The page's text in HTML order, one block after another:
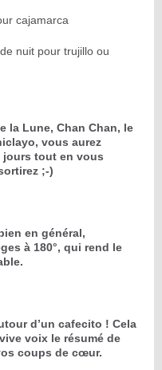
cajamarca
nuit pour trujillo ou
la Lune, Chan Chan, le
vous aurez
jours tout en vous
;-)
en général,
à 180°, qui rend le
d’un cafecito ! Cela
voix le résumé de
coups de cœur.